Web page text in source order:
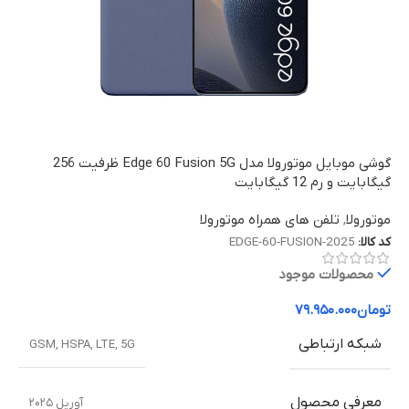
گوشی موبایل موتورولا مدل Edge 60 Fusion 5G ظرفیت 256
گیگابایت و رم 12 گیگابایت
موتورولا, تلفن های همراه موتورولا
کد کالا: EDGE-60-FUSION-2025
محصولات موجود
تومان۷۹.۹۵۰.۰۰۰
شبکه ارتباطی
GSM, HSPA, LTE, 5G
معرفی محصول آوریل ۲۰۲۵